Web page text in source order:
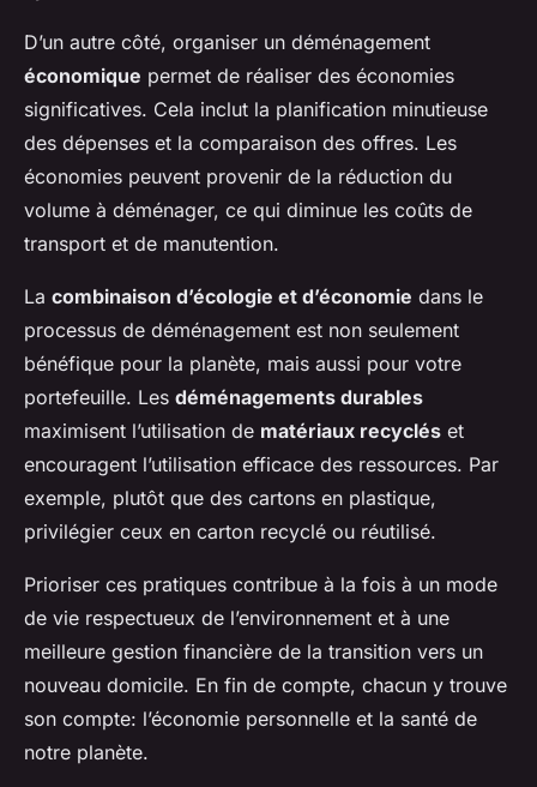
D’un autre côté, organiser un déménagement
économique permet de réaliser des économies
significatives. Cela inclut la planification minutieuse
des dépenses et la comparaison des offres. Les
économies peuvent provenir de la réduction du
volume à déménager, ce qui diminue les coûts de
transport et de manutention.
La combinaison d’écologie et d’économie dans le
processus de déménagement est non seulement
bénéfique pour la planète, mais aussi pour votre
portefeuille. Les déménagements durables
maximisent l’utilisation de matériaux recyclés et
encouragent l’utilisation efficace des ressources. Par
exemple, plutôt que des cartons en plastique,
privilégier ceux en carton recyclé ou réutilisé.
Prioriser ces pratiques contribue à la fois à un mode
de vie respectueux de l’environnement et à une
meilleure gestion financière de la transition vers un
nouveau domicile. En fin de compte, chacun y trouve
son compte: l’économie personnelle et la santé de
notre planète.